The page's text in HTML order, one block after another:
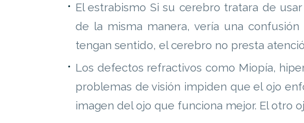
El estrabismo Si su cerebro tratara de
de la misma manera, vería una
tengan sentido, el cerebro no presta
Los defectos refractivos como Miopía,
problemas de visión impiden que el ojo
imagen del ojo que funciona mejor. El otro